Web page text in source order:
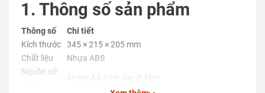
1. Thông số sản phẩm
Thông số
Chi tiết
Kích thước
345 × 215 × 205 mm
Chất liệu
Nhựa ABS
Nguồn sử
4× pin AA / pin sạc đi kèm